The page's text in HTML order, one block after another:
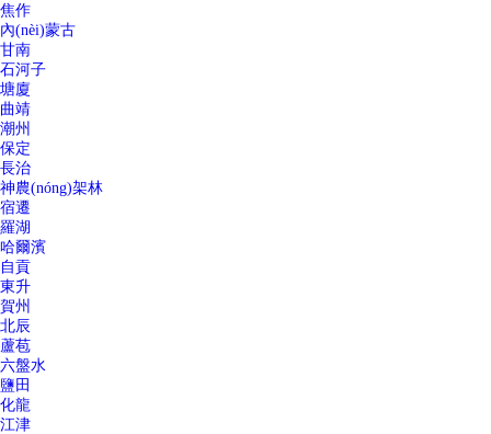
焦作
內(nèi)蒙古
甘南
石河子
塘廈
曲靖
潮州
保定
長治
神農(nóng)架林
宿遷
羅湖
哈爾濱
自貢
東升
賀州
北辰
蘆苞
六盤水
鹽田
化龍
江津